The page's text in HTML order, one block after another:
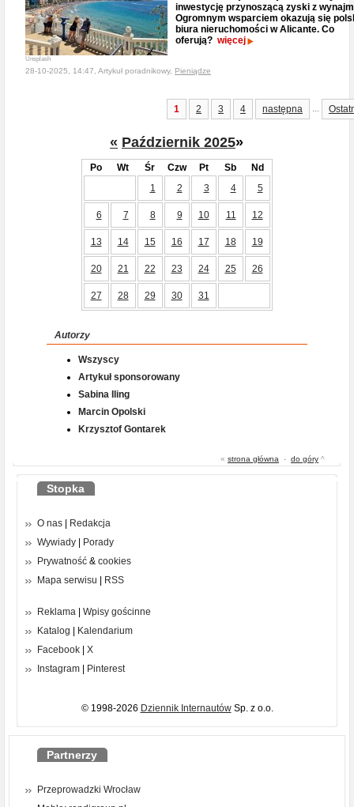
Unsplash
inwestycję przynoszącą zyski z
Ogromnym wsparciem okazują się
biura nieruchomości w Alicante. Co
oferują? więcej
28-10-2025, 14:47, Artykuł poradnikowy, Pieniądze
1 2 3 4 następna ...
« Październik 2025»
Po Wt Śr Czw Pt Sb
Nd
1
2 3 4 5
6 7 8 9 10 11 12
13 14 15 16 17 18 19
20 21 22 23 24 25 26
27 28 29 30 31
Autorzy
Wszyscy
Artykuł sponsorowany
Sabina Iling
Marcin Opolski
Krzysztof Gontarek
« strona główna - do góry ^
Stopka
O nas | Redakcja
Wywiady | Porady
Prywatność & cookies
Mapa serwisu | RSS
Reklama | Wpisy gościnne
Katalog | Kalendarium
Facebook | X
Instagram | Pinterest
© 1998-2026 Dziennik InternautówSp. z o.o.
Partnerzy
Przeprowadzki Wrocław